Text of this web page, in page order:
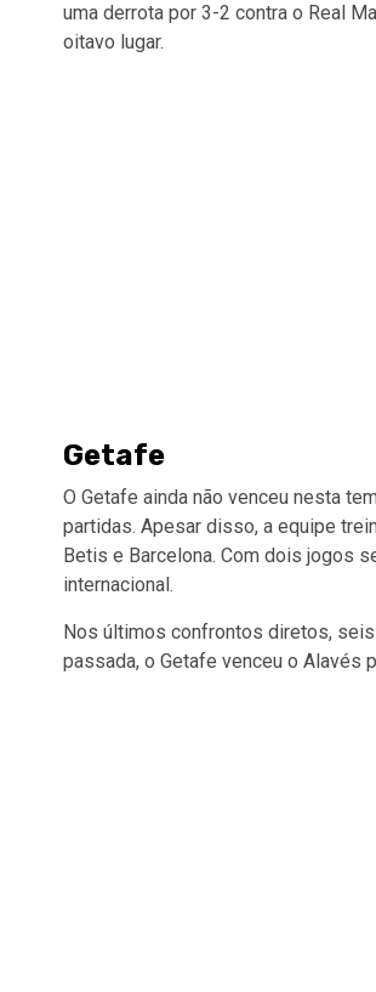
uma derrota por 3-2 contra o Real
oitavo lugar.
Getafe
O Getafe ainda não venceu nesta
partidas. Apesar disso, a equipe
Betis e Barcelona. Com dois jogos
internacional.
Nos últimos confrontos diretos,
passada, o Getafe venceu o Alavés